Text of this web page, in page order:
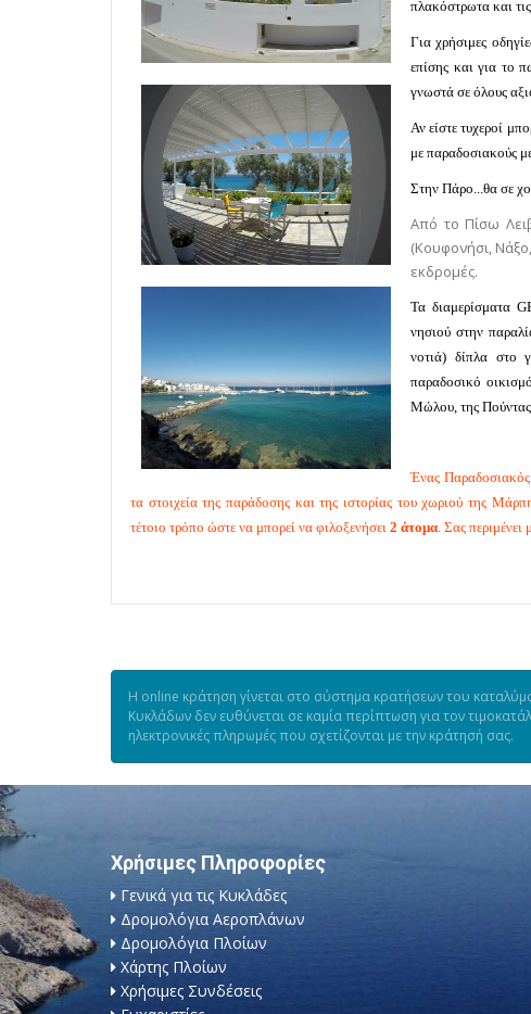
πλακόστρωτα και
Για χρήσιμες
επίσης και για το
γνωστά σε όλους
Αν είστε τυχεροί
με παραδοσιακούς
Στην Πάρο...θα σε
Από το Πίσω
(Κουφονήσι,
εκδρομές.
Τα διαμερίσματα
νησιού στην
νοτιά) δίπλα στο
παραδοσικό
Μώλου, της
Ένας
τα στοιχεία της παράδοσης και της ιστορίας του χωριού της
τέτοιο τρόπο ώστε να μπορεί να φιλοξενήσει 2 άτομα. Σας περιμένει
Η online κράτηση γίνεται στο σύστημα κρατήσεων του
Κυκλάδων δεν ευθύνεται σε καμία περίπτωση για τον
ηλεκτρονικές πληρωμές που σχετίζονται με την κράτησή σας.
Χρήσιμες Πληροφορίες
Γενικά για τις Κυκλάδες
Δρομολόγια Αεροπλάνων
Δρομολόγια Πλοίων
Χάρτης Πλοίων
Χρήσιμες Συνδέσεις